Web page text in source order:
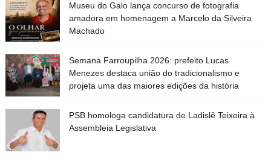
Museu do Galo lança concurso de fotografia
amadora em homenagem a Marcelo da Silveira
Machado
Semana Farroupilha 2026: prefeito Lucas
Menezes destaca união do tradicionalismo e
projeta uma das maiores edições da história
PSB homologa candidatura de Ladislê Teixeira à
Assembleia Legislativa